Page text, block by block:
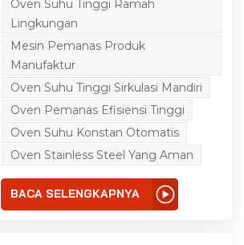
pemanggangan, dan
banyak digunakan dalam
penuaan material, bubur
perak padat,
pengeringan tinta, dan
proses manufaktur
lainnya. Oven ini dapat
dirancang dan
disesuaikan menurut
persyaratan produksi
di dalam ruangan
sendiri, dan berulang kali
disaring oleh filter udara
efisiensi tinggi yang
Oven Suhu Tinggi Ramah
Lingkungan
Mesin Pemanas Produk
Manufaktur
Oven Suhu Tinggi Sirkulasi Mandiri
Oven Pemanas Efisiensi Tinggi
Oven Suhu Konstan Otomatis
Oven Stainless Steel Yang Aman
BACA SELENGKAPNYA